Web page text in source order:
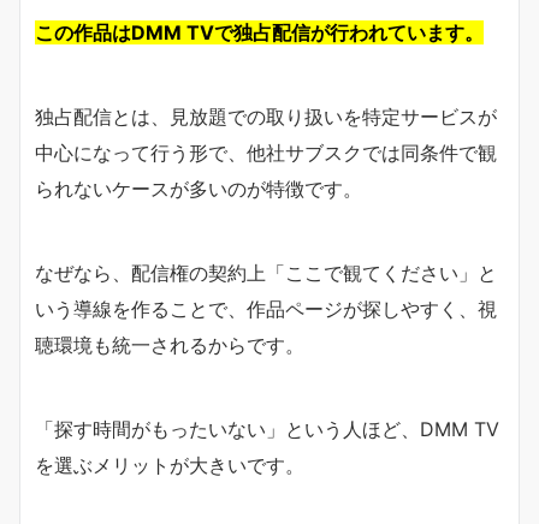
この作品はDMM TVで独占配信が行われています。
独占配信とは、見放題での取り扱いを特定サービスが
中心になって行う形で、他社サブスクでは同条件で観
られないケースが多いのが特徴です。
なぜなら、配信権の契約上「ここで観てください」と
いう導線を作ることで、作品ページが探しやすく、視
聴環境も統一されるからです。
「探す時間がもったいない」という人ほど、DMM TV
を選ぶメリットが大きいです。